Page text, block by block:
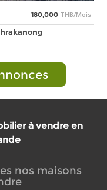
180,000 THB/Mois
à vendre en
nos maisons